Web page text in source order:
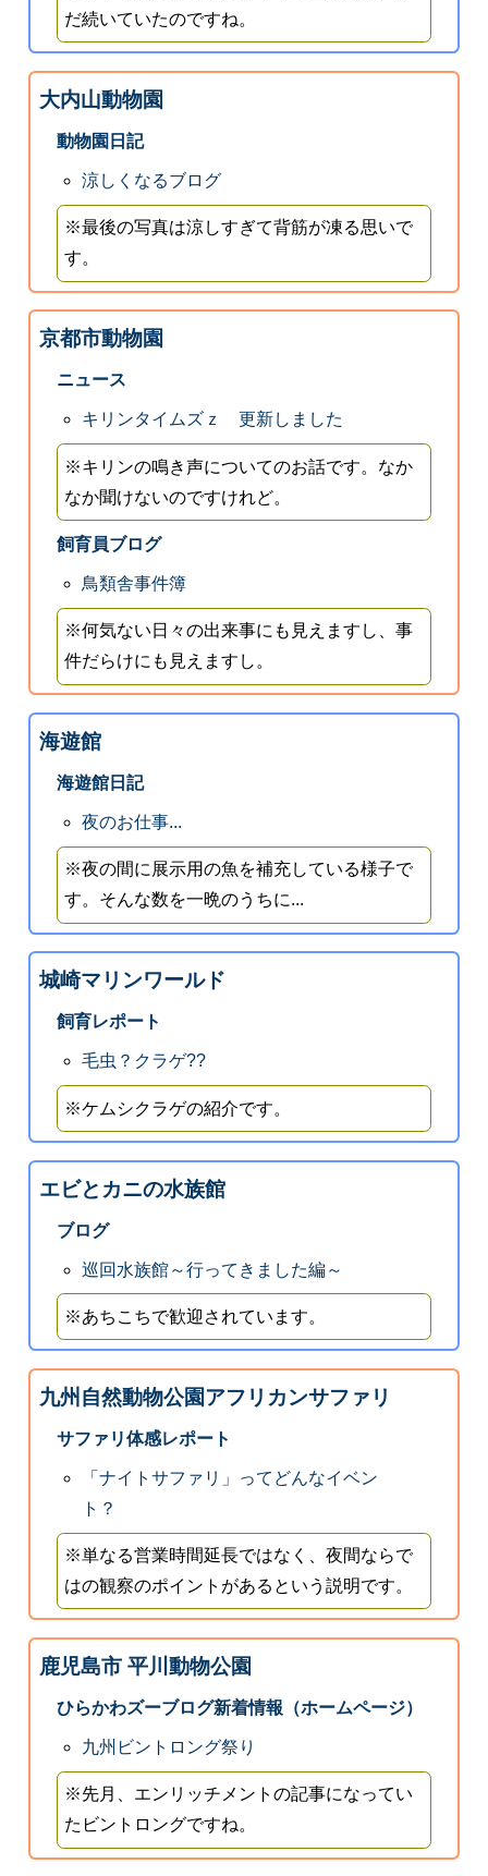
だ続いていたのですね。
大内山動物園
動物園日記
涼しくなるブログ
※最後の写真は涼しすぎて背筋が凍る思いで
す。
京都市動物園
ニュース
キリンタイムズｚ 更新しました
※キリンの鳴き声についてのお話です。なか
なか聞けないのですけれど。
飼育員ブログ
鳥類舎事件簿
※何気ない日々の出来事にも見えますし、事
件だらけにも見えますし。
海遊館
海遊館日記
夜のお仕事...
※夜の間に展示用の魚を補充している様子で
す。そんな数を一晩のうちに...
城崎マリンワールド
飼育レポート
毛虫？クラゲ??
※ケムシクラゲの紹介です。
エビとカニの水族館
ブログ
巡回水族館～行ってきました編～
※あちこちで歓迎されています。
九州自然動物公園アフリカンサファリ
サファリ体感レポート
「ナイトサファリ」ってどんなイベン
ト？
※単なる営業時間延長ではなく、夜間ならで
はの観察のポイントがあるという説明です。
鹿児島市 平川動物公園
ひらかわズーブログ新着情報（ホームページ）
九州ビントロング祭り
※先月、エンリッチメントの記事になってい
たビントロングですね。